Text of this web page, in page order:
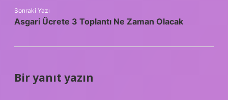
Sonraki Yazı
Asgari Ücrete 3 Toplantı Ne Zaman Olacak
Bir yanıt yazın